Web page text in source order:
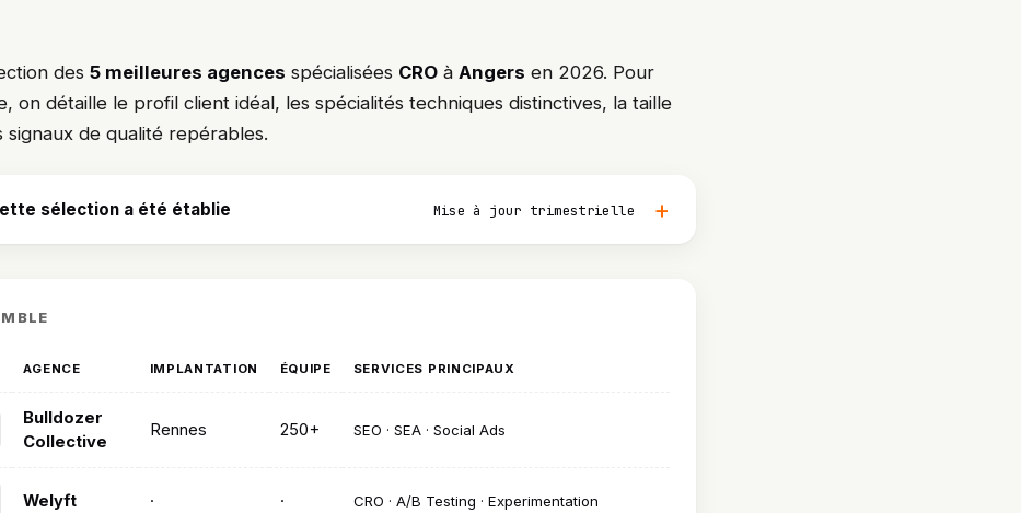
des 5 meilleures agences spécialisées CRO à Angers en 2026. Pour
on détaille le profil client idéal, les spécialités techniques distinctives, la taille
de qualité repérables.
sélection a été établie Mise à jour trimestrielle
AGENCE IMPLANTATION ÉQUIPE SERVICES PRINCIPAUX
Bulldozer
Collective
Rennes 250+ SEO · SEA · Social Ads
Welyft · · CRO · A/B Testing · Experimentation